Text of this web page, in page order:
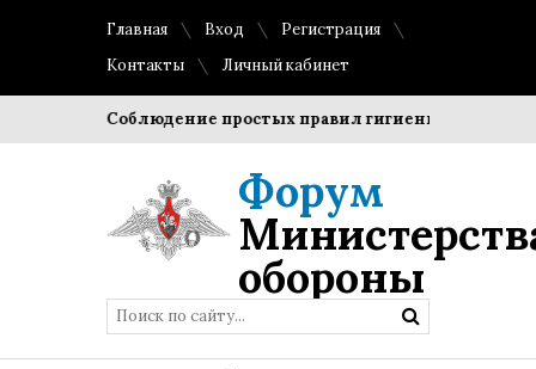
Главная Вход
Регистрация
Контакты
Личный кабинет
Соблюдение простых правил гигиены помогает
Форум
обороны